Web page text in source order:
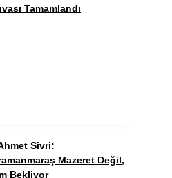
Tamamlandı
Sivri:
Mazeret Değil,
Bekliyor